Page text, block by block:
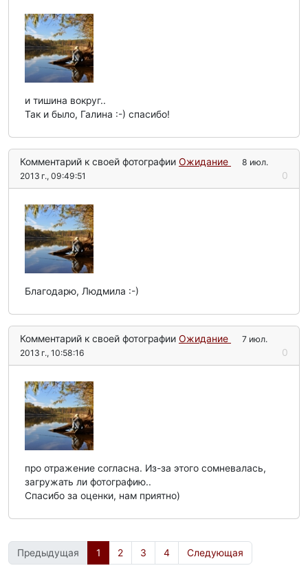
и тишина вокруг..
Так и было, Галина :-) спасибо!
Комментарий к своей фотографии Ожидание
8 июл.
2013 г., 09:49:51
0
Благодарю, Людмила :-)
Комментарий к своей фотографии Ожидание
7 июл.
2013 г., 10:58:16
0
про отражение согласна. Из-за этого сомневалась,
загружать ли фотографию..
Спасибо за оценки, нам приятно)
Предыдущая 1 2 3 4 Следующая